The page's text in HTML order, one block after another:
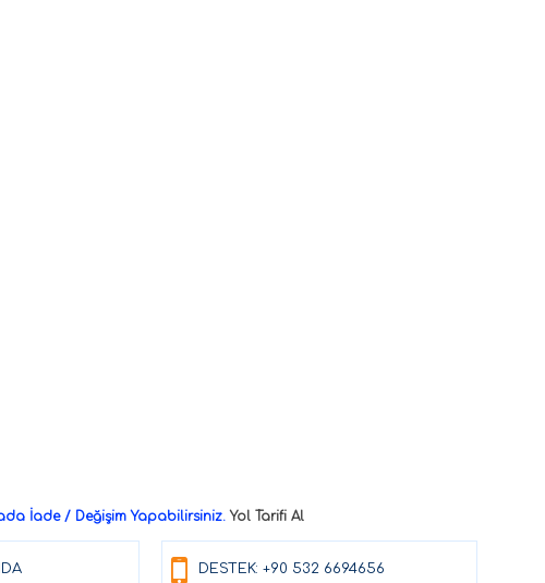
İade / Değişim Yapabilirsiniz. Yol Tarifi Al
DESTEK: +90 532 6694656